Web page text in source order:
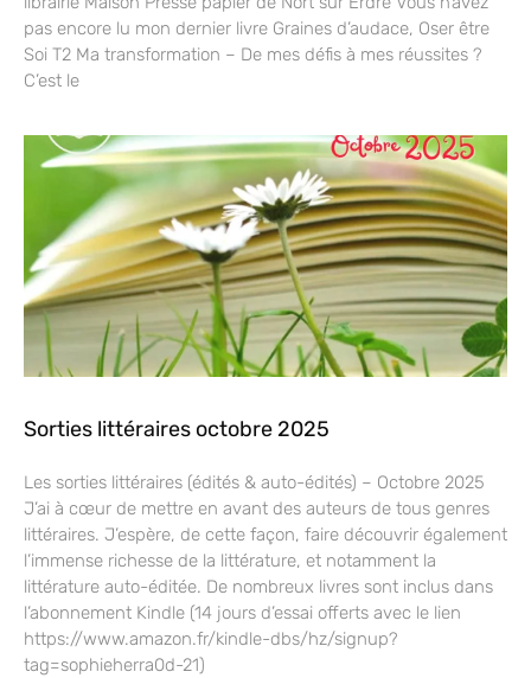
pas encore lu mon dernier livre Graines d’audace, Oser être
Soi T2 Ma transformation – De mes défis à mes réussites ?
C’est le
Sorties littéraires octobre 2025
Les sorties littéraires (édités & auto-édités) – Octobre 2025
J’ai à cœur de mettre en avant des auteurs de tous genres
littéraires. J’espère, de cette façon, faire découvrir également
l’immense richesse de la littérature, et notamment la
littérature auto-éditée. De nombreux livres sont inclus dans
l’abonnement Kindle (14 jours d’essai offerts avec le lien
https://www.amazon.fr/kindle-dbs/hz/signup?
tag=sophieherra0d-21)